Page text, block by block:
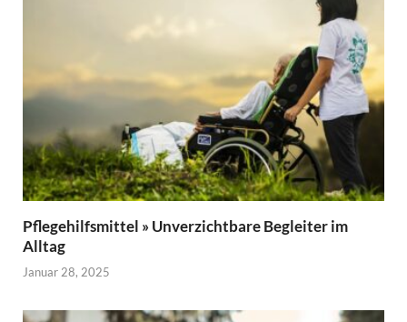
Pflegehilfsmittel » Unverzichtbare Begleiter im
Alltag
Januar 28, 2025